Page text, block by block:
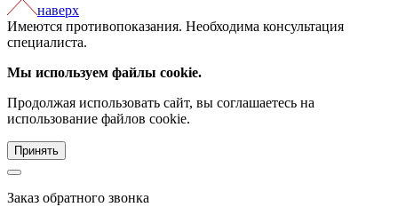
наверх
Имеются противопоказания. Необходима консультация
специалиста.
Мы используем файлы cookie.
Продолжая использовать сайт, вы соглашаетесь на
использование файлов cookie.
Принять
Заказ обратного звонка